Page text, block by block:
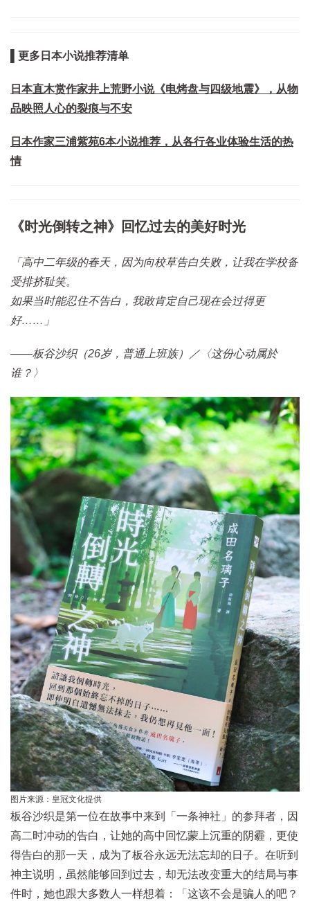
▌更多日本小说推荐清单
日本直木赏作家井上荒野小说《电烤盘与四级地震》，从物
品映照人心的裂痕与不安
日本作家三浦紫苑6本小说推荐，从各行各业体验生活的热
情
《时光倒转之神》回忆过去的美好时光
「高中二年级的春天，因为向校草告白失败，让我在学校备
受排挤耻笑。
如果当时能忍住不告白，我敢肯定自己现在会过得更
好……」
——板谷沙织（26岁，普通上班族）／〈这份心动属於
谁？〉
图片来源：皇冠文化提供
板谷沙织是第一位在故事中来到「一条神社」的参拜者，因
高二时冲动的告白，让她的高中回忆蒙上沉重的阴霾，更使
得告白的那一天，成为了板谷永远无法忘却的日子。在听到
神主说明，虽然能够回到过去，却无法改变重大的结局与事
件时，她也跟大多数人一样想着：「这该不会是骗人的吧？